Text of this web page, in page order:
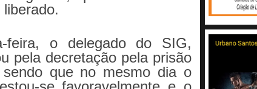
feira, o delegado do SIG,
pela decretação pela prisão
que no mesmo dia o